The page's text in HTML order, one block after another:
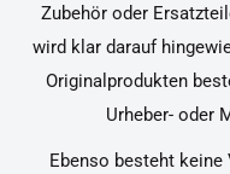
Zubehör oder
wird klar darauf
Originalprodukten
Urheber- oder
Ebenso besteht